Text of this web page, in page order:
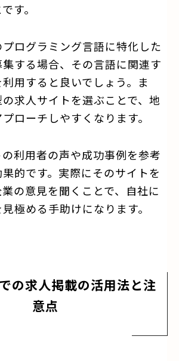
す。
ログラミング言語に特化した
する場合、その言語に関連す
用すると良いでしょう。ま
求人サイトを選ぶことで、地
ローチしやすくなります。
利用者の声や成功事例を参考
的です。実際にそのサイトを
の意見を聞くことで、自社に
極める手助けになります。
の求人掲載の活用法と注
意点